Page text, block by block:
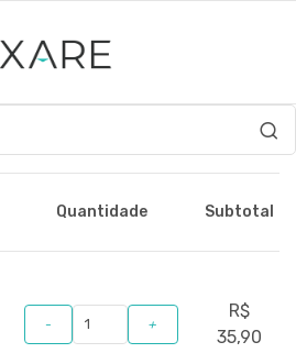
Quantidade Subtotal
- +
R$
35,90